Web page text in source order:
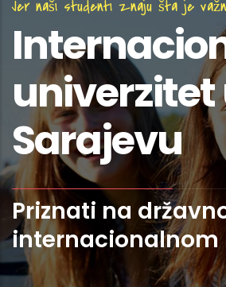
Jer naši studenti znaju šta je
univerzitet
Sarajevu
Priznati na
internacionalnom
U skladu sa
procesom